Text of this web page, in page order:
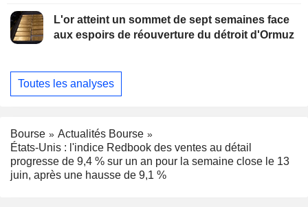
L'or atteint un sommet de sept semaines face
aux espoirs de réouverture du détroit d'Ormuz
Toutes les analyses
Bourse
Actualités Bourse
États-Unis : l'indice Redbook des ventes au détail
progresse de 9,4 % sur un an pour la semaine close le 13
juin, après une hausse de 9,1 %